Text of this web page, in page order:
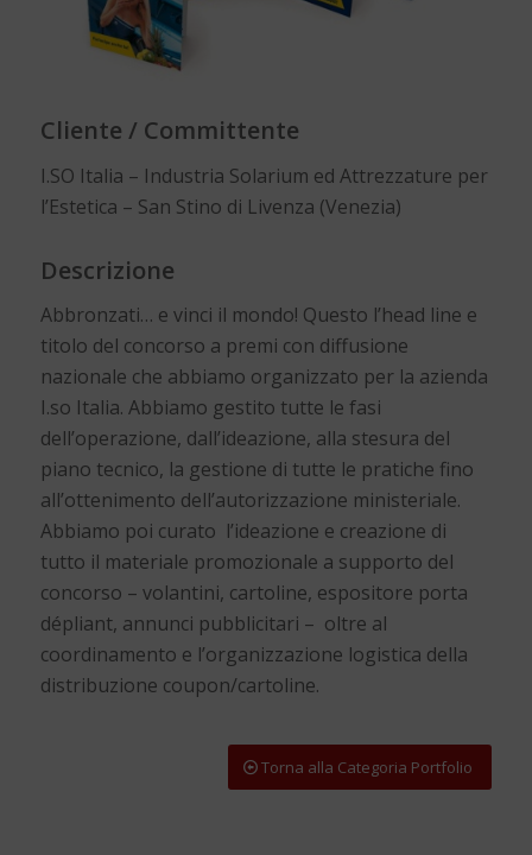
Cliente / Committente
I.SO Italia – Industria Solarium ed Attrezzature per
l’Estetica – San Stino di Livenza (Venezia)
Descrizione
Abbronzati… e vinci il mondo! Questo l’head line e
titolo del concorso a premi con diffusione
nazionale che abbiamo organizzato per la azienda
I.so Italia. Abbiamo gestito tutte le fasi
dell’operazione, dall’ideazione, alla stesura del
piano tecnico, la gestione di tutte le pratiche fino
all’ottenimento dell’autorizzazione ministeriale.
Abbiamo poi curato l’ideazione e creazione di
tutto il materiale promozionale a supporto del
concorso – volantini, cartoline, espositore porta
dépliant, annunci pubblicitari – oltre al
coordinamento e l’organizzazione logistica della
distribuzione coupon/cartoline.
Torna alla Categoria Portfolio